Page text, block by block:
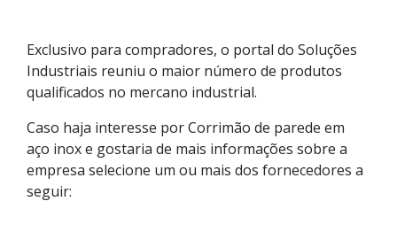
Exclusivo para compradores, o portal do Soluções
Industriais reuniu o maior número de produtos
qualificados no mercano industrial.
Caso haja interesse por Corrimão de parede em
aço inox e gostaria de mais informações sobre a
empresa selecione um ou mais dos fornecedores a
seguir: